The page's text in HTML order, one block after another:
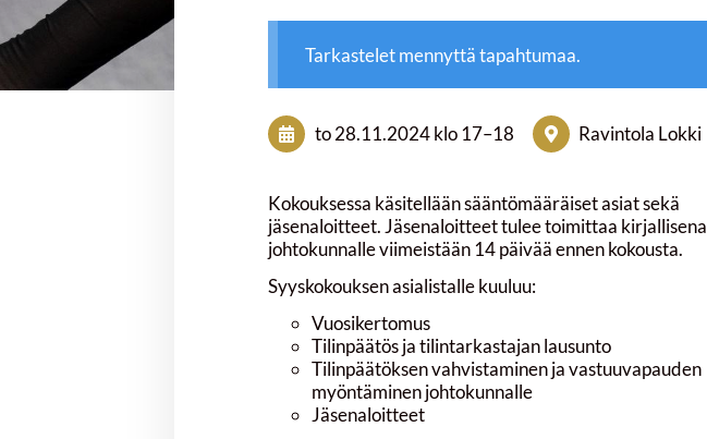
Tarkastelet mennyttä tapahtumaa.
to 28.11.2024klo 17–18 Ravintola Lokki
Kokouksessa käsitellään sääntömääräiset asiat sekä
jäsenaloitteet. Jäsenaloitteet tulee toimittaa kirjallisena
johtokunnalle viimeistään 14 päivää ennen kokousta.
Syyskokouksen asialistalle kuuluu:
Vuosikertomus
Tilinpäätös ja tilintarkastajan lausunto
Tilinpäätöksen vahvistaminen ja vastuuvapauden
myöntäminen johtokunnalle
Jäsenaloitteet